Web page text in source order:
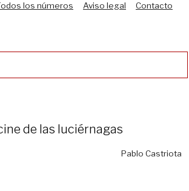
los números Aviso legal Contacto
de las luciérnagas
Pablo Castriota